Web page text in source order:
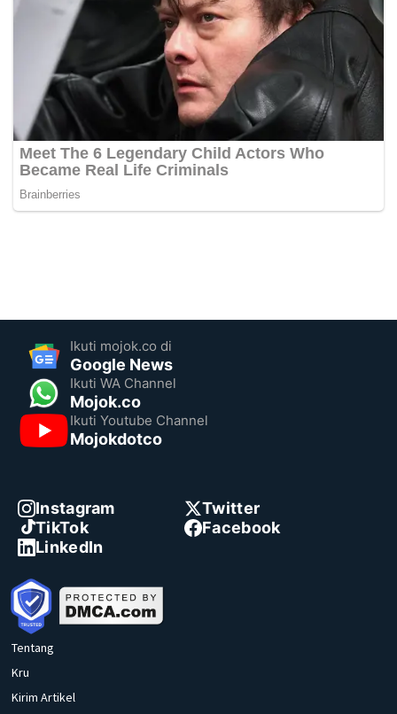
Ikuti mojok.co di
Google News
Ikuti WA Channel
Mojok.co
Ikuti Youtube Channel
Mojokdotco
Instagram
Twitter
TikTok
Facebook
LinkedIn
Tentang
Kru
Kirim Artikel